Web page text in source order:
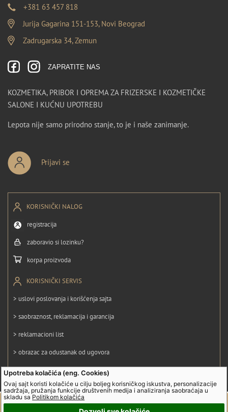
Upotreba kolačića (eng. Cookies)
Ovaj sajt koristi kolačiće u cilju boljeg korisničkog iskustva, personalizacije
sadržaja, pružanja funkcije društvenih medija i analiziranja saobraćaja u
skladu sa Politikom kolačića
+381 63 457 818
Jurija Gagarina 151-153, Novi Beograd
Zadrugarska 34, Zemun
ZAPRATITE NAS
KOZMETIKA, PRIBOR I OPREMA ZA FRIZERSKE I KOZMETIČKE
SALONE I KUĆNU UPOTREBU
Lepota nije samo prirodno stanje, to je i naše zanimanje.
Prijavi se
KORISNIČKI NALOG
registracija
zaboravio si lozinku?
korpa proizvoda
KORISNIČKI SERVIS
> uslovi poslovanja i korišćenja sajta
> saobraznost, reklamacija i garancija
> reklamacioni list
> obrazac za odustanak od ugovora
> politika privatnosti
> politika kolačića